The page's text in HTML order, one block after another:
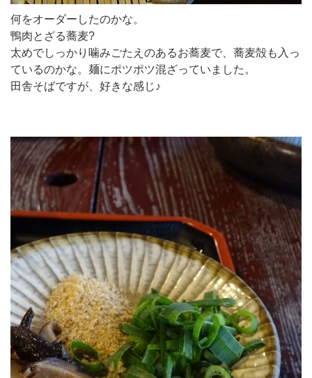
何をオーダーしたのかな。
鴨肉とざる蕎麦?
太めでしっかり噛みごたえのあるお蕎麦で、蕎麦殻も入っ
ているのかな。麺にポツポツ混ざっていました。
田舎そばですが、好きな感じ♪